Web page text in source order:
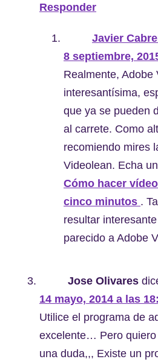
Responder
Javier
8 septiembre,
Realmente, Adobe
interesantísima,
que ya se pueden
al carrete. Como
recomiendo mires
Videolean. Echa
Cómo hacer
cinco minutos .
resultar
parecido a Adobe
Jose Olivares
14 mayo, 2014 a las
Utilice el programa de
excelente… Pero quiero
una duda,,, Existe un